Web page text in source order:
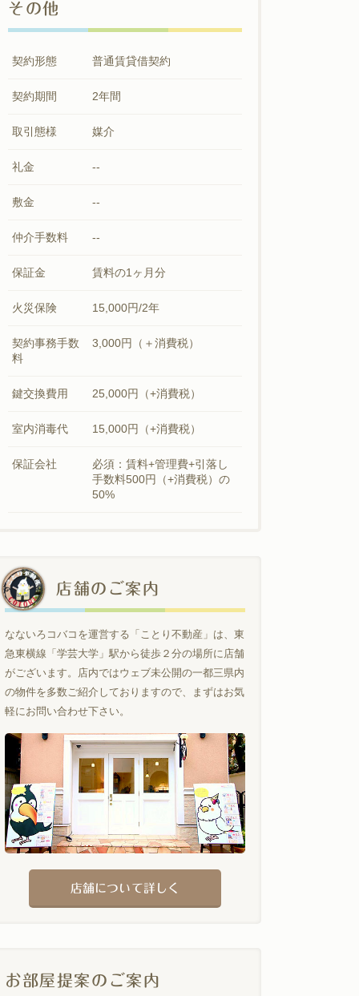
その他
契約形態 普通賃貸借契約
契約期間 2年間
取引態様 媒介
礼金 --
敷金 --
仲介手数料 --
保証金 賃料の1ヶ月分
火災保険 15,000円/2年
契約事務手数
料
3,000円（＋消費税）
鍵交換費用 25,000円（+消費税）
室内消毒代 15,000円（+消費税）
保証会社
必須：賃料+管理費+引落し
手数料500円（+消費税）の
50%
店舗のご案内
なないろコバコを運営する「ことり不動産」は、東
急東横線「学芸大学」駅から徒歩２分の場所に店舗
がございます。店内ではウェブ未公開の一都三県内
の物件を多数ご紹介しておりますので、まずはお気
軽にお問い合わせ下さい。
店舗について詳しく
お部屋提案のご案内